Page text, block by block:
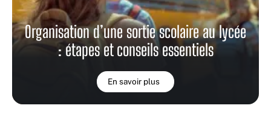
Organisation d’une sortie scolaire au lycée
: étapes et conseils essentiels
En savoir plus